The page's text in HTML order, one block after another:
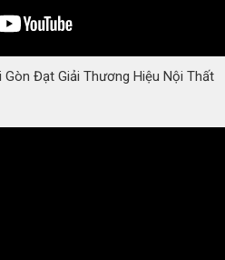
Gòn Đạt Giải Thương Hiệu Nội Thất